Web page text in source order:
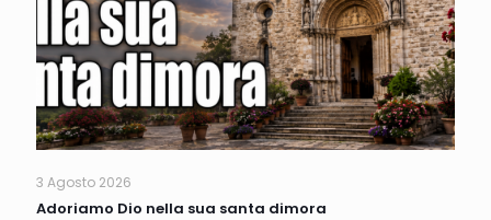
3 Agosto 2026
Adoriamo Dio nella sua santa dimora